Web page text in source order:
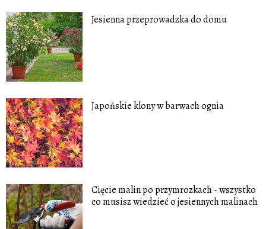
Jesienna przeprowadzka do domu
Japońskie klony w barwach ognia
Cięcie malin po przymrozkach - wszystko
co musisz wiedzieć o jesiennych malinach